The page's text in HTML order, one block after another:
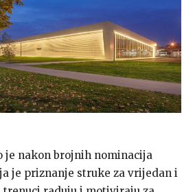
je nakon brojnih nominacija
je priznanje struke za vrijedan i